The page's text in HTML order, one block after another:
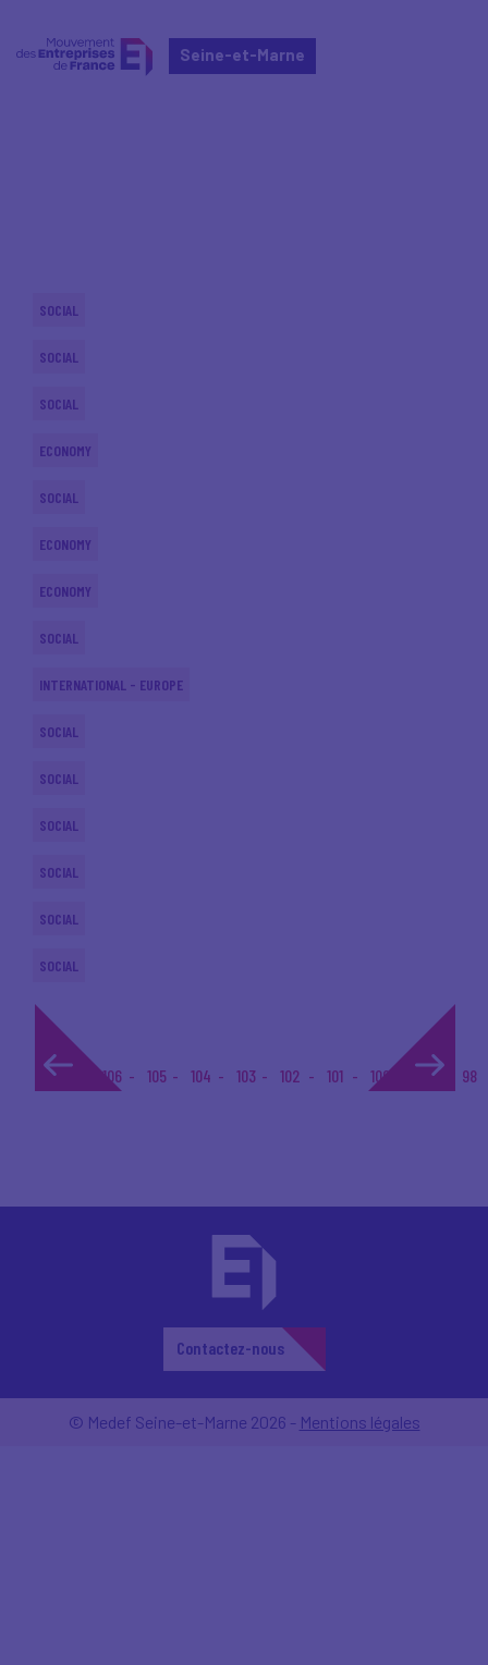
Seine-et-Marne
SOCIAL
SOCIAL
SOCIAL
ECONOMY
SOCIAL
ECONOMY
ECONOMY
SOCIAL
INTERNATIONAL - EUROPE
SOCIAL
SOCIAL
SOCIAL
SOCIAL
SOCIAL
SOCIAL
1... 106 105 104 103 102 101 100 99 98
Contactez-nous
© Medef Seine-et-Marne 2026 - Mentions légales